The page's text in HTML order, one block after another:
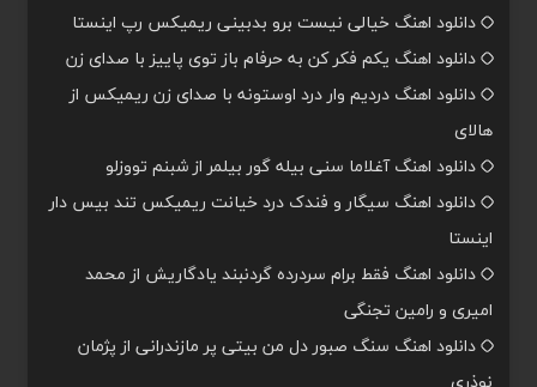
دانلود اهنگ خیالی نیست برو بدبینی ریمیکس رپ اینستا
دانلود اهنگ یکم فکر کن به حرفام باز توی پاییز با صدای زن
دانلود اهنگ دردیم وار درد اوستونه با صدای زن ریمیکس از
هالای
دانلود اهنگ آغلاما سنی بیله گور بیلمر از شبنم تووزلو
دانلود اهنگ سیگار و فندک درد خیانت ریمیکس تند بیس دار
اینستا
دانلود اهنگ فقط برام سردرده گردنبند یادگاریش از محمد
امیری و رامین تجنگی
دانلود اهنگ سنگ صبور دل من بیتی پر مازندرانی از پژمان
نوذری